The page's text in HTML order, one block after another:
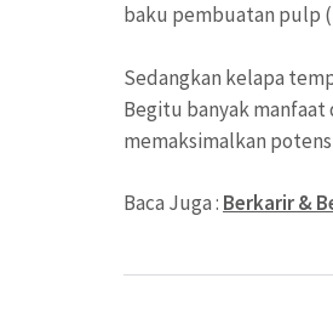
baku pembuatan pulp
Sedangkan kelapa
Begitu banyak manfaat
memaksimalkan
Baca Juga : Berkarir &